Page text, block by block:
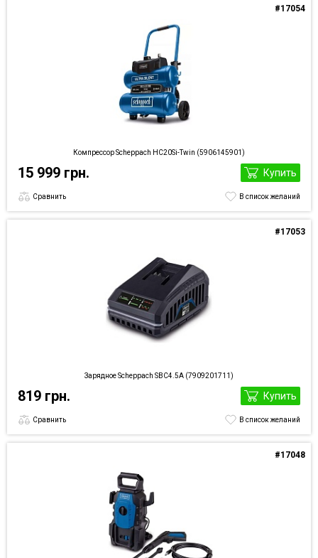
Компрессор Scheppach HC20Si-Twin (5906145901)
#17054
15 999 грн. Купить
Сравнить В список желаний
Зарядное Scheppach SBC4.5A (7909201711)
#17053
819 грн. Купить
Сравнить В список желаний
#17048